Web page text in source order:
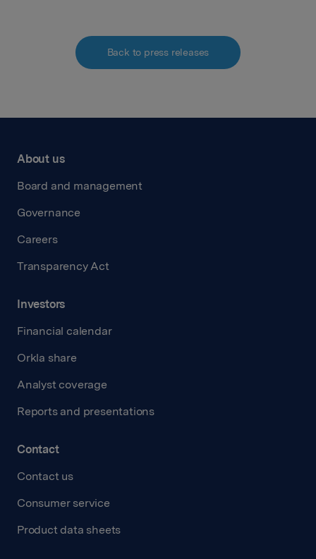
Back to press releases
About us
Board and management
Governance
Careers
Transparency Act
Investors
Financial calendar
Orkla share
Analyst coverage
Reports and presentations
Contact
Contact us
Consumer service
Product data sheets